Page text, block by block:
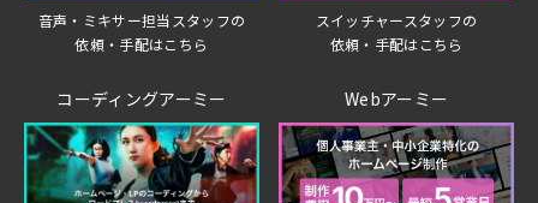
音声・ミキサー担当スタッフの
依頼・手配はこちら
スイッチャースタッフの
依頼・手配はこちら
コーディングアーミー Webアーミー